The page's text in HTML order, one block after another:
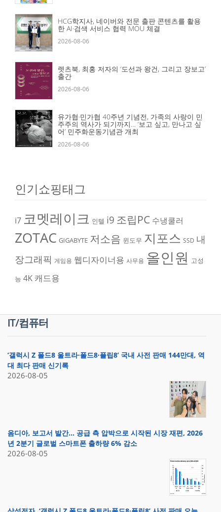
HCG학지사, 네이버와 전문 출판 콘텐츠를 활용
한 AI·검색 서비스 협력 MOU 체결
2026-08-06
렛츠북, 최홍 저자의 ‘도선과 왕건, 그리고 장보고’
출간
2026-08-06
유가협·민가협 40주년 기념전, 가족의 사랑이 민
주주의 역사가 되기까지… ‘보고 싶고, 만나고 싶
어’ 민주화운동기념관 개최
2026-08-06
인기쇼핑태그
i7 코멧레이크 인텔 i9 조립PC 수냉쿨러
ZOTAC GIGABYTE 저소음 윈도우 지포스 SSD 내
장그래픽 게임용 웹디자이너용 사무용 올인원 고성
능 4K 캐드용
IT/컴퓨터
‘갤럭시 Z 폴드8 울트라·폴드8·플립8’ 국내 사전 판매 144만대, 역
대 최다 판매 신기록
2026-08-05
옴디아, 보고서 발간… 공급 측 압박으로 시작된 시장 재편, 2026
년 2분기 글로벌 스마트폰 출하량 6% 감소
2026-08-05